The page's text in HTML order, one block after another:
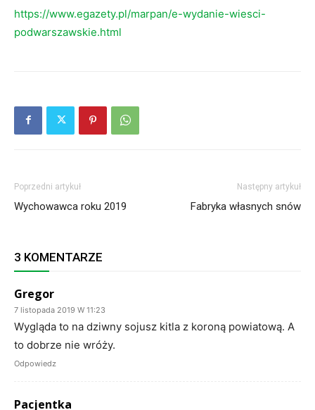
https://www.egazety.pl/marpan/e-wydanie-wiesci-
podwarszawskie.html
Poprzedni artykuł
Wychowawca roku 2019
Następny artykuł
Fabryka własnych snów
3 KOMENTARZE
Gregor
7 listopada 2019 W 11:23
Wygląda to na dziwny sojusz kitla z koroną powiatową. A
to dobrze nie wróży.
Odpowiedz
Pacjentka